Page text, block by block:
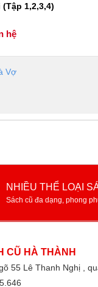
1,2,3,4)
hệ
Vợ
NHIỀU THỂ LOẠI
Sách cũ đa dạng, phong
CŨ HÀ THÀNH
55 Lê Thanh Nghị ,